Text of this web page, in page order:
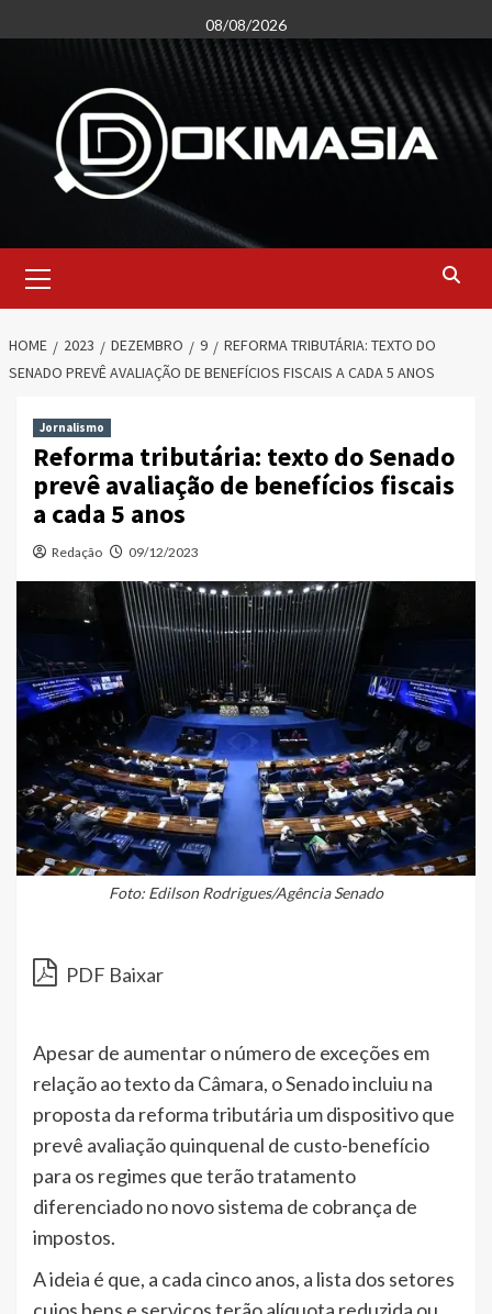
to
08/08/2026
Menu
HOME 2023 DEZEMBRO 9
REFORMA TRIBUTÁRIA: TEXTO DO
SENADO PREVÊ AVALIAÇÃO DE BENEFÍCIOS FISCAIS A CADA 5 ANOS
Jornalismo
Reforma tributária: texto do Senado
prevê avaliação de benefícios fiscais
a cada 5 anos
Redação 09/12/2023
Foto: Edilson Rodrigues/Agência Senado
PDF Baixar
Apesar de aumentar o número de exceções em
relação ao texto da Câmara, o Senado incluiu na
proposta da reforma tributária um dispositivo que
prevê avaliação quinquenal de custo-benefício
para os regimes que terão tratamento
diferenciado no novo sistema de cobrança de
impostos.
A ideia é que, a cada cinco anos, a lista dos setores
cujos bens e serviços terão alíquota reduzida ou